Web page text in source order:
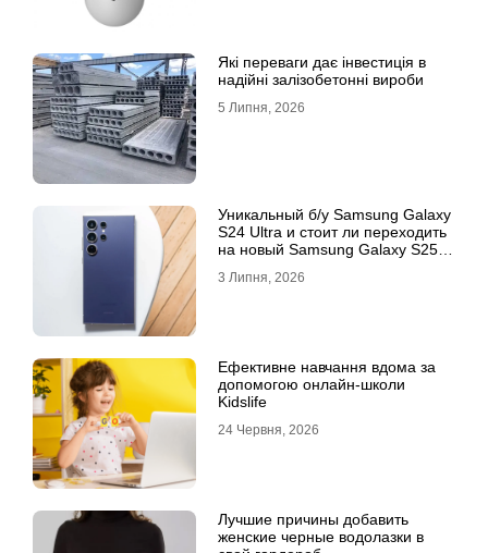
Які переваги дає інвестиція в
надійні залізобетонні вироби
5 Липня, 2026
Уникальный б/у Samsung Galaxy
S24 Ultra и стоит ли переходить
на новый Samsung Galaxy S25
3 Липня, 2026
Ефективне навчання вдома за
допомогою онлайн-школи
Kidslife
24 Червня, 2026
Лучшие причины добавить
женские черные водолазки в